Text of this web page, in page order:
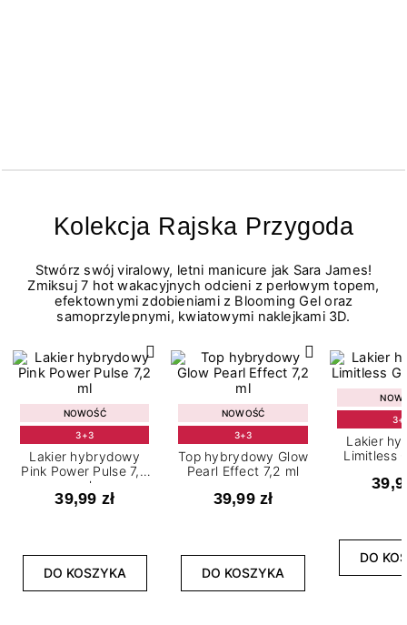
Kolekcja Rajska Przygoda
Stwórz swój viralowy, letni manicure jak Sara James!
Zmiksuj 7 hot wakacyjnych odcieni z perłowym topem,
efektownymi zdobieniami z Blooming Gel oraz
samoprzylepnymi, kwiatowymi naklejkami 3D.
NOWOŚĆ
3+3
Lakier hybrydowy
Pink Power Pulse 7,2
ml
39,99 zł
DO KOSZYKA
NOWOŚĆ
3+3
Top hybrydowy Glow
Pearl Effect 7,2 ml
39,99 zł
DO KOSZYKA
Lakier
Limitless
DO